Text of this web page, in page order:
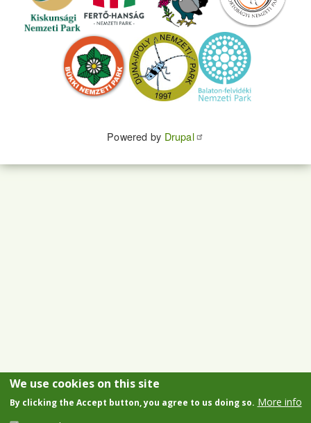
Powered by Drupal
We use cookies on this site
By clicking the Accept button, you agree to us doing so. More info